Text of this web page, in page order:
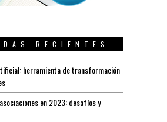
RECIENTES
herramienta de transformación
en 2023: desafíos y